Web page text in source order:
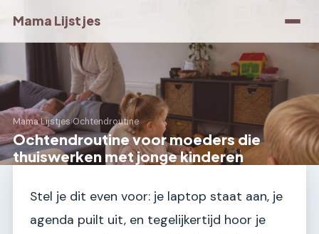
Mama Lijstjes
Mama Lijstjes›Ochtendroutine
Ochtendroutine voor moeders die
thuiswerken met jonge kinderen
Stel je dit even voor: je laptop staat aan, je
agenda puilt uit, en tegelijkertijd hoor je